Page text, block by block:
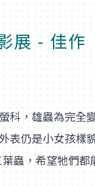
展 - 佳作
科，雄蟲為完全
表仍是小女孩樣
蟲，希望牠們都